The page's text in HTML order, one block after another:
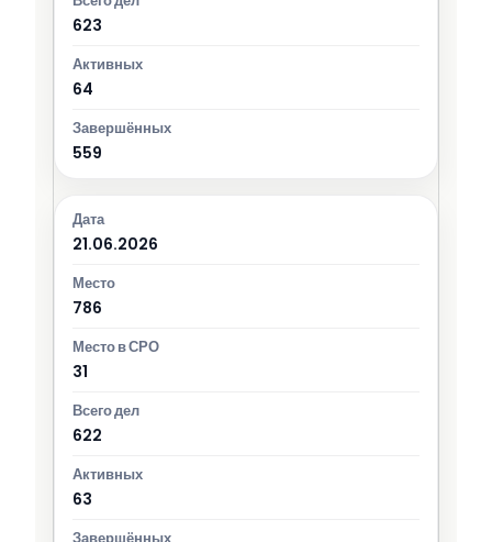
623
64
559
21.06.2026
786
31
622
63